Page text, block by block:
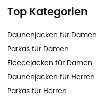
Top Kategorien
Daunenjacken für Damen
Parkas für Damen
Fleecejacken für Damen
Daunenjacken für Herren
Parkas für Herren